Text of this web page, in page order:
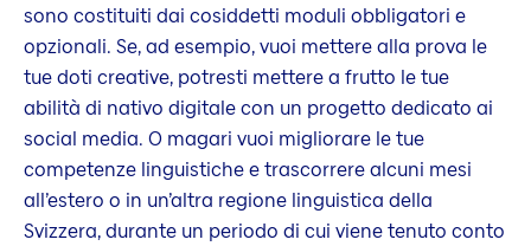
sono costituiti dai cosiddetti moduli obbligatori e
opzionali. Se, ad esempio, vuoi mettere alla prova le
tue doti creative, potresti mettere a frutto le tue
abilità di nativo digitale con un progetto dedicato ai
social media. O magari vuoi migliorare le tue
competenze linguistiche e trascorrere alcuni mesi
all’estero o in un’altra regione linguistica della
Svizzera, durante un periodo di cui viene tenuto conto